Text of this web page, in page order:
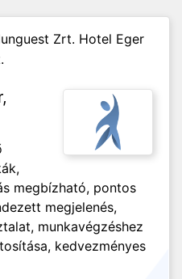
Zrt. Hotel Eger
megbízható, pontos
megjelenés,
munkavégzéshez
kedvezményes